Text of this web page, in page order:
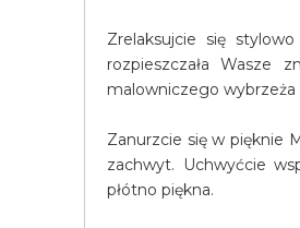
Zrelaksujcie się
rozpieszczała Wasze
malowniczego wybrzeża
Zanurzcie się w pięknie
zachwyt. Uchwyćcie
płótno piękna.